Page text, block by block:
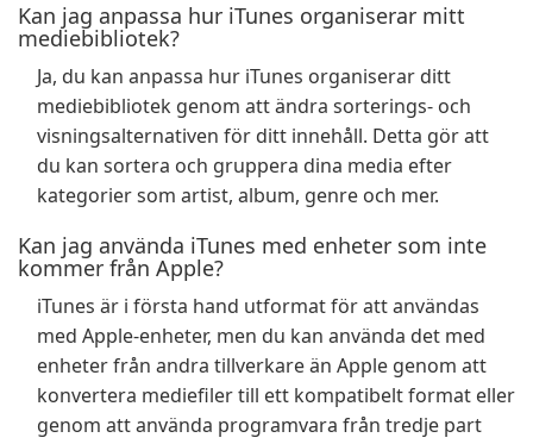
Kan jag anpassa hur iTunes organiserar mitt
mediebibliotek?
Ja, du kan anpassa hur iTunes organiserar ditt
mediebibliotek genom att ändra sorterings- och
visningsalternativen för ditt innehåll. Detta gör att
du kan sortera och gruppera dina media efter
kategorier som artist, album, genre och mer.
Kan jag använda iTunes med enheter som inte
kommer från Apple?
iTunes är i första hand utformat för att användas
med Apple-enheter, men du kan använda det med
enheter från andra tillverkare än Apple genom att
konvertera mediefiler till ett kompatibelt format eller
genom att använda programvara från tredje part